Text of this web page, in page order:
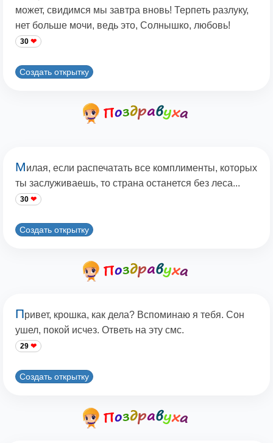
может, свидимся мы завтра вновь! Терпеть разлуку,
нет больше мочи, ведь это, Солнышко, любовь!
30
Создать открытку
Милая, если распечатать все комплименты, которых
ты заслуживаешь, то страна останется без леса...
30
Создать открытку
Привет, крошка, как дела? Вспоминаю я тебя. Сон
ушел, покой исчез. Ответь на эту смс.
29
Создать открытку